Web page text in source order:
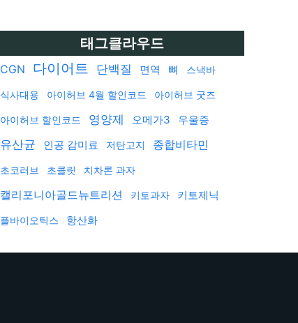
태그클라우드
CGN 다이어트 단백질 면역 뼈 스낵바
식사대용 아이허브 4월 할인코드 아이허브 굿즈
아이허브 할인코드 영양제 오메가3 우울증
유산균 인공 감미료 저탄고지 종합비타민
초코러브 초콜릿 치차론 과자
캘리포니아골드뉴트리션 키토과자 키토제닉
플바이오틱스 항산화